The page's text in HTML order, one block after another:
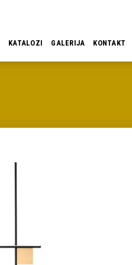
KATALOZI GALERIJA KONTAKT